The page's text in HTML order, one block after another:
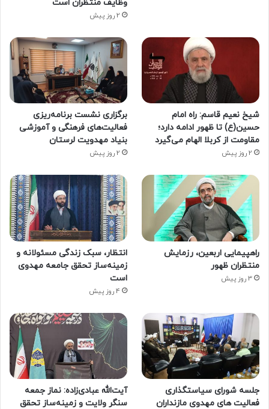
وظایف منتظران است
2 روز پیش
شیخ نعیم قاسم: راه امام
حسین(ع) تا ظهور ادامه دارد؛
مقاومت از کربلا الهام می‌گیرد
2 روز پیش
برگزاری نشست برنامه‌ریزی
فعالیت‌های فرهنگی و آموزشی
بنیاد مهدویت لرستان
2 روز پیش
راهپیمایی اربعین، رزمایش
منتظران ظهور
3 روز پیش
انتظار، سبک زندگی مسئولانه و
زمینه‌ساز تحقق جامعه مهدوی
است
4 روز پیش
جلسه شورای سیاستگذاری
فعالیت های مهدوی مازنداران
آیت‌الله عبادی‌زاده: نماز جمعه
سنگر ولایت و زمینه‌ساز تحقق